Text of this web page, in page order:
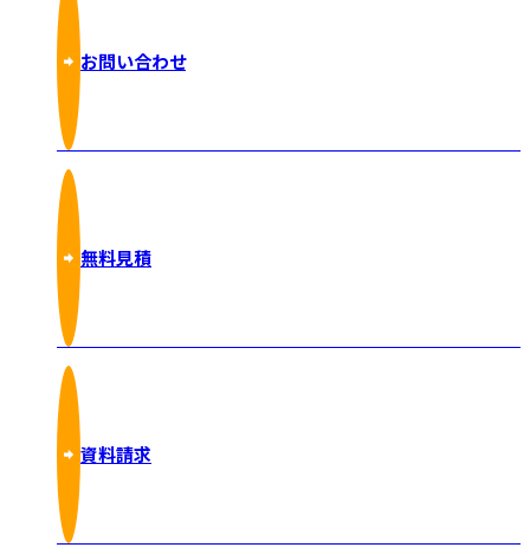
お問い合わせ
無料見積
資料請求